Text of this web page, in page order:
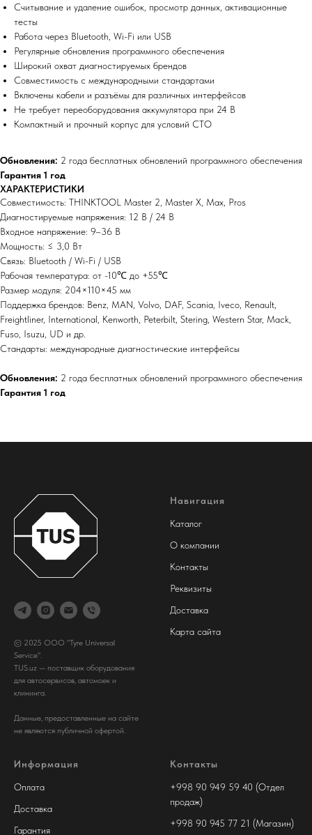
Считывание и удаление ошибок, просмотр данных, активационные
тесты
Работа через Bluetooth, Wi-Fi или USB
Регулярные обновления программного обеспечения
Широкий охват диагностируемых брендов
Совместимость с международными стандартами
Включены кабели и разъёмы для различных интерфейсов
Не требует переоборудования аккумулятора при 24 В
Компактный и прочный корпус для условий СТО
Обновления: 2 года бесплатных обновлений программного обеспечения
Гарантия 1 год
ХАРАКТЕРИСТИКИ
Совместимость: THINKTOOL Master 2, Master X, Max, Pros
Диагностируемые напряжения: 12 В / 24 В
Входное напряжение: 9–36 В
Мощность: ≤ 3,0 Вт
Связь: Bluetooth / Wi-Fi / USB
Рабочая температура: от -10℃ до +55℃
Размер модуля: 204×110×45 мм
Поддержка брендов: Benz, MAN, Volvo, DAF, Scania, Iveco, Renault,
Freightliner, International, Kenworth, Peterbilt, Stering, Western Star, Mack,
Fuso, Isuzu, UD и др.
Стандарты: международные диагностические интерфейсы
Обновления: 2 года бесплатных обновлений программного обеспечения
Гарантия 1 год
© 2025 ООО "Tyre Universal
Service".
TUS.uz — поставщик оборудования
для автосервисов, автомоек и
клининга.
Данные, предоставленные на сайте
не являются публичной офертой.
Навигация
Каталог
О компании
Контакты
Реквизиты
Доставка
Карта сайта
Информация
Оплата
Доставка
Гарантия
Контакты
+998 90 949 59 40 (Отдел
продаж)
+998 90 945 77 21 (Магазин)